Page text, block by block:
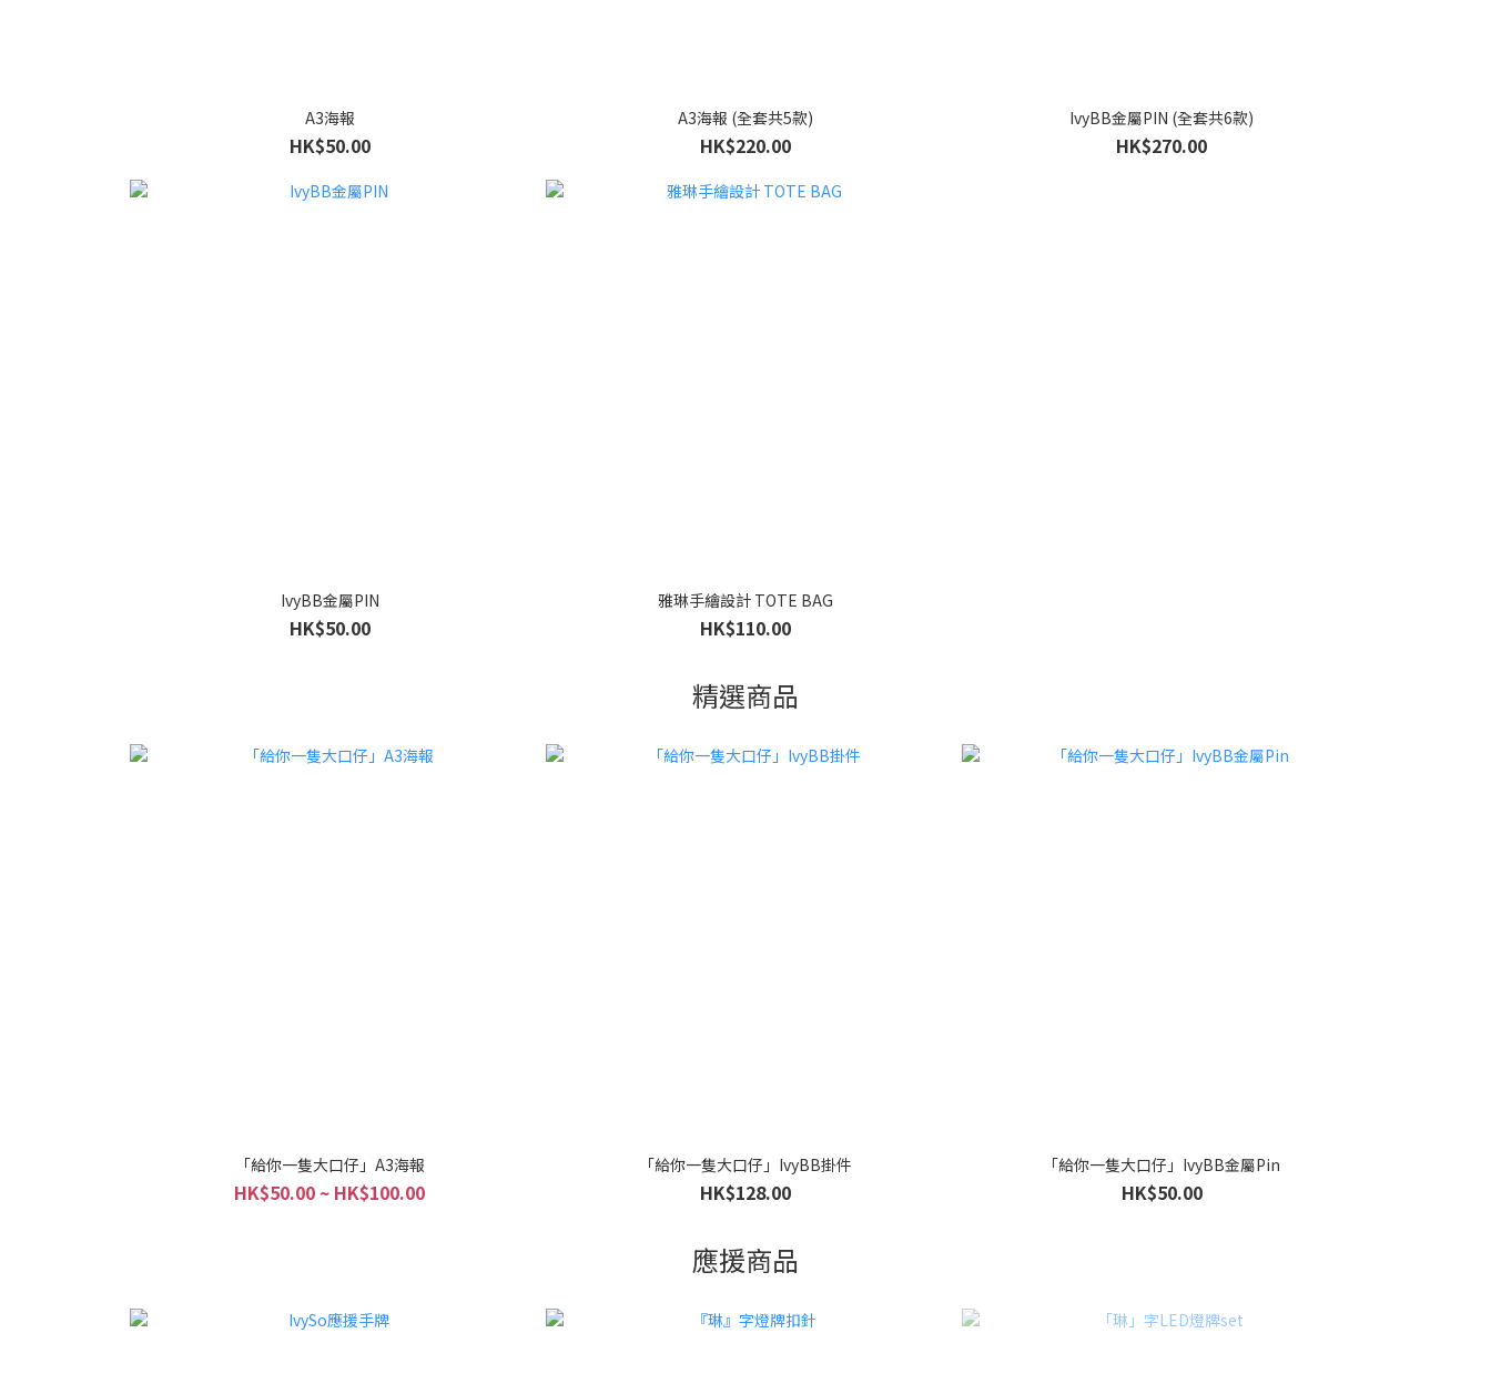
A3海報
HK$50.00
A3海報 (全套共5款)
HK$220.00
IvyBB金屬PIN (全套共6款)
HK$270.00
IvyBB金屬PIN
HK$50.00
雅琳手繪設計 TOTE BAG
HK$110.00
精選商品
「給你一隻大口仔」A3海報
HK$50.00 ~ HK$100.00
「給你一隻大口仔」IvyBB掛件
HK$128.00
「給你一隻大口仔」IvyBB金屬Pin
HK$50.00
應援商品